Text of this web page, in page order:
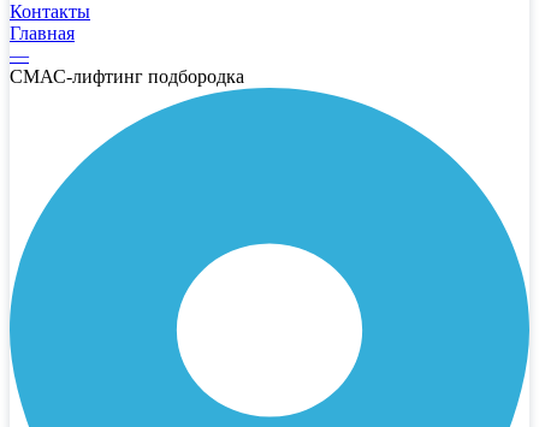
Контакты
Главная
—
СМАС-лифтинг подбородка